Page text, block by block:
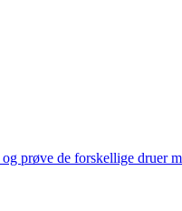
prøve de forskellige druer